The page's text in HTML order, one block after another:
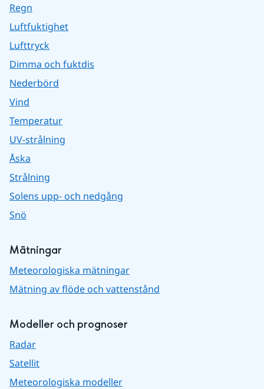
Regn
Luftfuktighet
Lufttryck
Dimma och fuktdis
Nederbörd
Vind
Temperatur
UV-strålning
Åska
Strålning
Solens upp- och nedgång
Snö
Mätningar
Meteorologiska mätningar
Mätning av flöde och vattenstånd
Modeller och prognoser
Radar
Satellit
Meteorologiska modeller